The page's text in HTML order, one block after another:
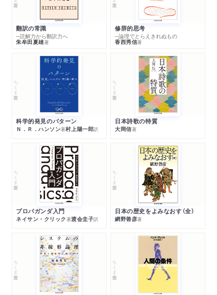
翻訳の常識
─読解力から翻訳力へ
朱牟田夏雄著
修辞的思考
─論理でとらえきれぬもの
香西秀信著
ちくま学芸文庫
科学的発見のパターン
Ｎ．Ｒ．ハンソン著村上陽一郎訳
ちくま学芸文庫
日本詩歌の特質
大岡信著
ちくま学芸文庫
プロパガンダ入門
ネイサン・クリック著渡会圭子訳
ちくま学芸文庫
日本の歴史をよみなおす（全）
網野善彦著
ちくま学芸文庫 ちくま学芸文庫